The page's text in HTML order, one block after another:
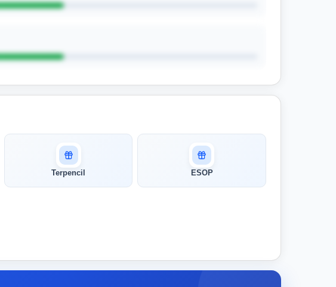
Terpencil ESOP